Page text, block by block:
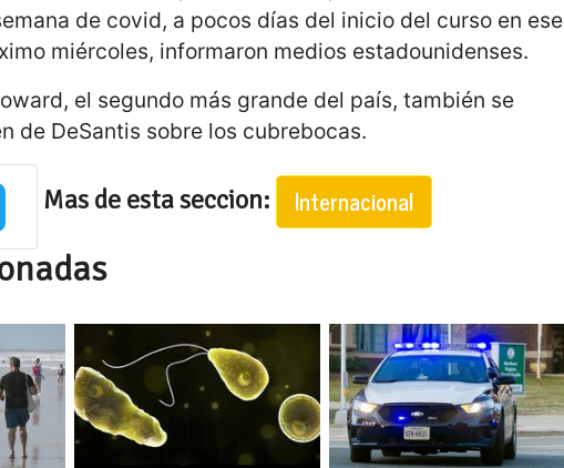
de covid, a pocos días del inicio del curso en ese
miércoles, informaron medios estadounidenses.
el segundo más grande del país, también se
de DeSantis sobre los cubrebocas.
Mas de esta seccion: Internacional